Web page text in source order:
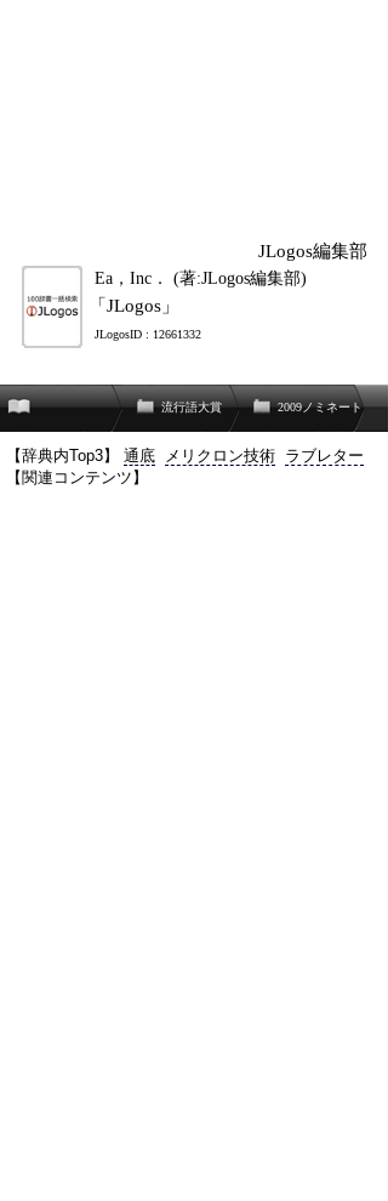
JLogos編集部
Ea，Inc． (著:JLogos編集部)
「JLogos」
JLogosID : 12661332
流行語大賞 2009ノミネート
【辞典内Top3】 通底 メリクロン技術 ラブレター
【関連コンテンツ】